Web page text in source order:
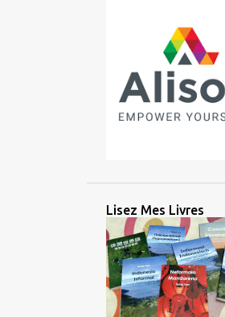
ARGENT
ARTIFICIELLE
ASIATIQUE ASIE
ASIE DE L'EST ASIE DU
AVANTAGE
BALINAIS
BATAN BATANES
BILINGUE BRAHMI
Lisez Mes Livres